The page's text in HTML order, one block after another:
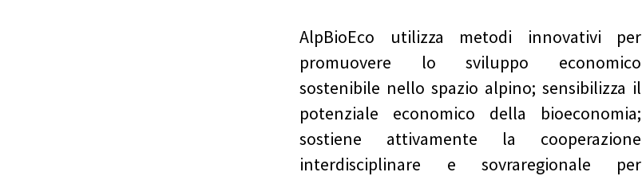
AlpBioEco utilizza metodi innovativi per
promuovere lo sviluppo economico
sostenibile nello spazio alpino; sensibilizza il
potenziale economico della bioeconomia;
sostiene attivamente la cooperazione
interdisciplinare e sovraregionale per